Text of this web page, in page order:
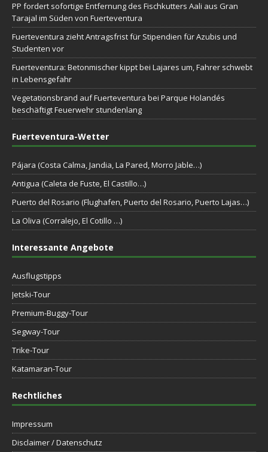
PP fordert sofortige Entfernung des Fischkutters Aali aus Gran
Tarajal im Süden von Fuerteventura
Fuerteventura zieht Antragsfrist für Stipendien für Azubis und
Studenten vor
Fuerteventura: Betonmischer kippt bei Lajares um, Fahrer schwebt
in Lebensgefahr
Vegetationsbrand auf Fuerteventura bei Parque Holandés
beschäftigt Feuerwehr stundenlang
Fuerteventura-Wetter
Pájara (Costa Calma, Jandia, La Pared, Morro Jable…)
Antigua (Caleta de Fuste, El Castillo…)
Puerto del Rosario (Flughafen, Puerto del Rosario, Puerto Lajas…)
La Oliva (Corralejo, El Cotillo …)
Interessante Angebote
Ausflugstipps
Jetski-Tour
Premium-Buggy-Tour
Segway-Tour
Trike-Tour
Katamaran-Tour
Rechtliches
Impressum
Disclaimer / Datenschutz